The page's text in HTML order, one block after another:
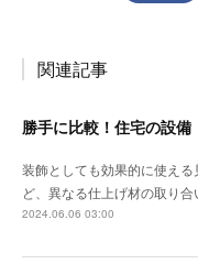
関連記事
装飾としても効果的に使え
ど、異なる仕上げ材の取り
2024.06.06 03:00